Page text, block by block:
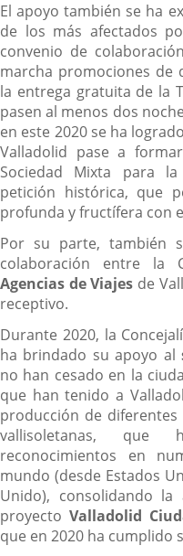
El apoyo también se ha
de los más afectados
convenio de
marcha promociones de
la entrega gratuita de la
pasen al menos dos
en este 2020 se ha
Valladolid pase a
Sociedad Mixta para
petición histórica, que
profunda y fructífera con
Por su parte, también
colaboración entre la
Agencias de Viajes de
receptivo.
Durante 2020, la
ha brindado su apoyo al
no han cesado en la
que han tenido a
producción de
vallisoletanas,
reconocimientos en
mundo (desde Estados
Unido), consolidando
proyecto Valladolid
que en 2020 ha cumplido